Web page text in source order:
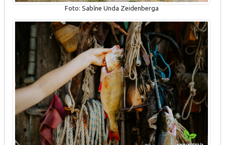
Foto: Sabīne Unda Zeidenberga